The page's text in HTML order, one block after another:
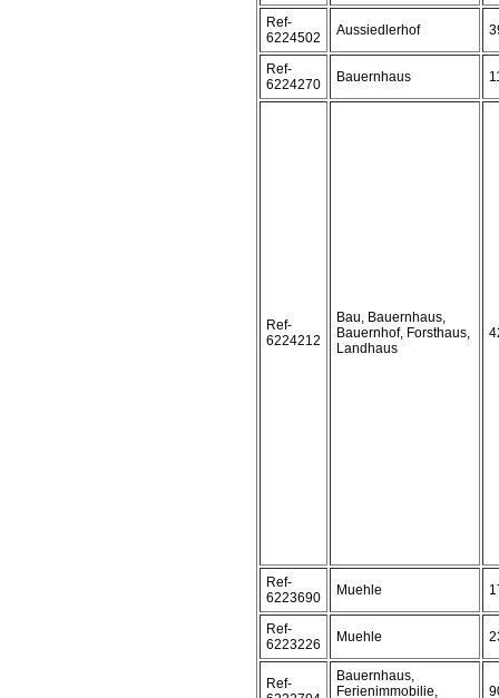
Ref-
6224502
Aussiedlerhof
Ref-
6224270
Bauernhaus
Ref-
6224212
Bau, Bauernhaus,
Bauernhof, Forsthaus,
Landhaus
Ref-
6223690
Muehle
Ref-
6223226
Muehle
Ref-
Bauernhaus,
Ferienimmobilie,